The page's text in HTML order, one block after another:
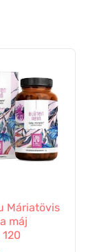
Máriatövis
máj